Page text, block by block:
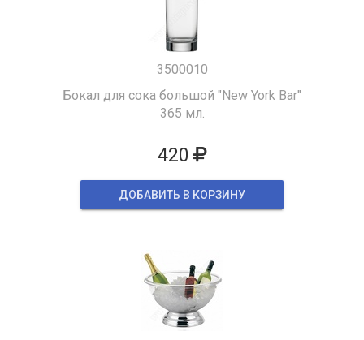
3500010
Бокал для сока большой "New York Bar"
365 мл.
420
ДОБАВИТЬ В КОРЗИНУ